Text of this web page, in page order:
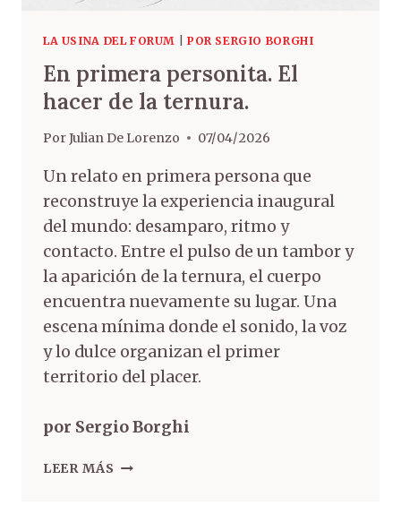
LA USINA DEL FORUM POR SERGIO BORGHI
En primera personita. El
hacer de la ternura.
PorJulian De Lorenzo 07/04/2026
Un relato en primera persona que
reconstruye la experiencia inaugural
del mundo: desamparo, ritmo y
contacto. Entre el pulso de un tambor y
la aparición de la ternura, el cuerpo
encuentra nuevamente su lugar. Una
escena mínima donde el sonido, la voz
y lo dulce organizan el primer
territorio del placer.
por Sergio Borghi
LEER MÁS